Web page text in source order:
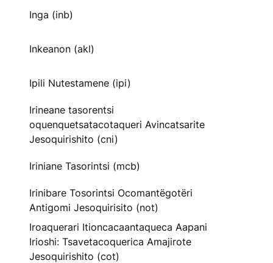
Inga (inb)
Inkeanon (akl)
Ipili Nutestamene (ipi)
Irineane tasorentsi
oquenquetsatacotaqueri Avincatsarite
Jesoquirishito (cni)
Iriniane Tasorintsi (mcb)
Irinibare Tosorintsi Ocomantëgotëri
Antigomi Jesoquirisito (not)
Iroaquerari Itioncacaantaqueca Aapani
Irioshi: Tsavetacoquerica Amajirote
Jesoquirishito (cot)